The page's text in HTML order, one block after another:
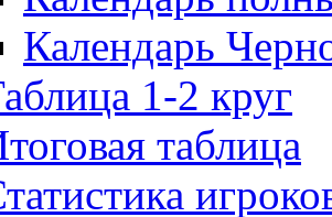
Календарь
1-2 круг
таблица